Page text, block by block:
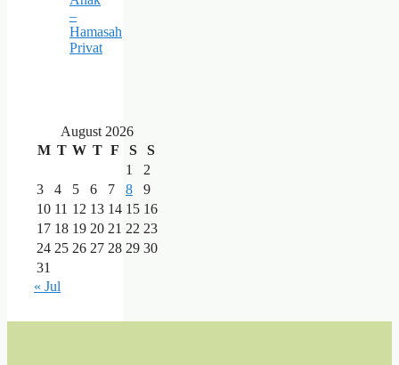
–
Hamasah
Privat
August 2026
M T W T F S
S
1
2
3
4 5 6 7 8
9
10 11 12 13 14 15 16
17 18 19 20 21 22 23
24 25 26 27 28 29 30
31
« Jul